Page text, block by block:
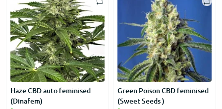
Haze CBD auto feminised
(Dinafem)
Green Poison CBD feminised
(Sweet Seeds )